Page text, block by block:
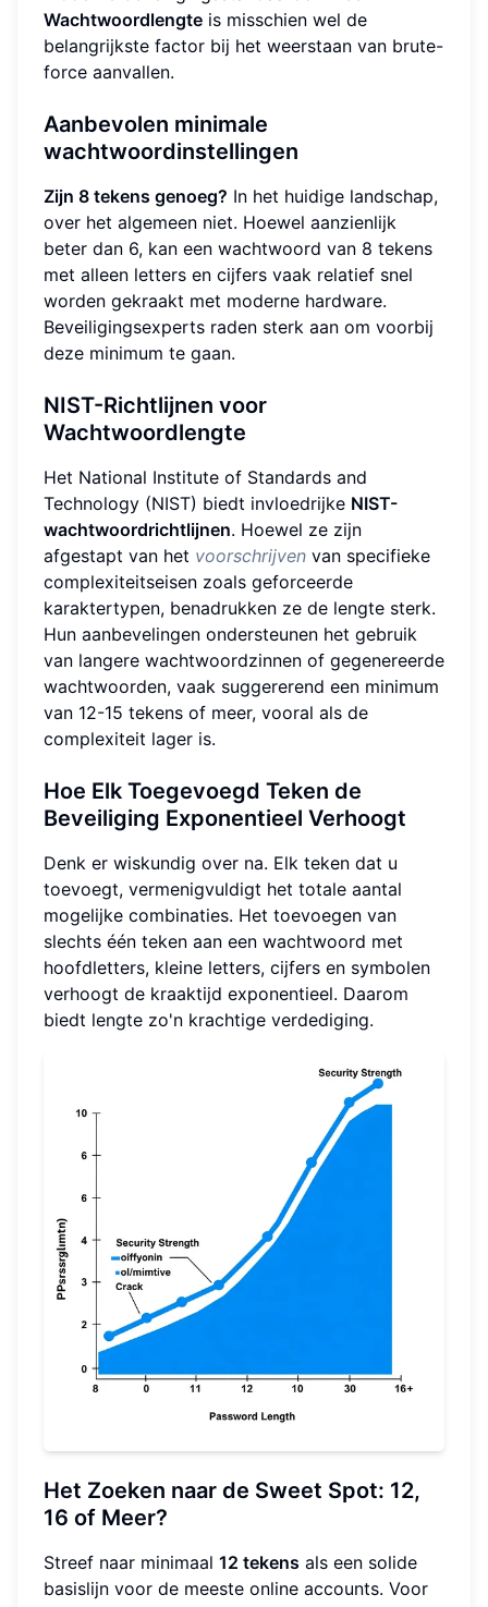
Wachtwoordlengte is misschien wel de
belangrijkste factor bij het weerstaan van brute-
force aanvallen.
Aanbevolen minimale
wachtwoordinstellingen
Zijn 8 tekens genoeg? In het huidige landschap,
over het algemeen niet. Hoewel aanzienlijk
beter dan 6, kan een wachtwoord van 8 tekens
met alleen letters en cijfers vaak relatief snel
worden gekraakt met moderne hardware.
Beveiligingsexperts raden sterk aan om voorbij
deze minimum te gaan.
NIST-Richtlijnen voor
Wachtwoordlengte
Het National Institute of Standards and
Technology (NIST) biedt invloedrijke NIST-
wachtwoordrichtlijnen. Hoewel ze zijn
afgestapt van het voorschrijven van specifieke
complexiteitseisen zoals geforceerde
karaktertypen, benadrukken ze de lengte sterk.
Hun aanbevelingen ondersteunen het gebruik
van langere wachtwoordzinnen of gegenereerde
wachtwoorden, vaak suggererend een minimum
van 12-15 tekens of meer, vooral als de
complexiteit lager is.
Hoe Elk Toegevoegd Teken de
Beveiliging Exponentieel Verhoogt
Denk er wiskundig over na. Elk teken dat u
toevoegt, vermenigvuldigt het totale aantal
mogelijke combinaties. Het toevoegen van
slechts één teken aan een wachtwoord met
hoofdletters, kleine letters, cijfers en symbolen
verhoogt de kraaktijd exponentieel. Daarom
biedt lengte zo'n krachtige verdediging.
Het Zoeken naar de Sweet Spot: 12,
16 of Meer?
Streef naar minimaal 12 tekens als een solide
basislijn voor de meeste online accounts. Voor